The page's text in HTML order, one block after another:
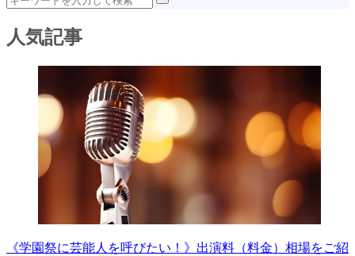
人気記事
《学園祭に芸能人を呼びたい！》出演料（料金）相場をご紹